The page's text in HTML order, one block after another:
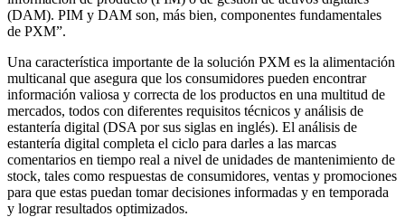
(DAM). PIM y DAM son, más bien, componentes fundamentales
de PXM”.
Una característica importante de la solución PXM es la alimentación
multicanal que asegura que los consumidores pueden encontrar
información valiosa y correcta de los productos en una multitud de
mercados, todos con diferentes requisitos técnicos y análisis de
estantería digital (DSA por sus siglas en inglés). El análisis de
estantería digital completa el ciclo para darles a las marcas
comentarios en tiempo real a nivel de unidades de mantenimiento de
stock, tales como respuestas de consumidores, ventas y promociones
para que estas puedan tomar decisiones informadas y en temporada
y lograr resultados optimizados.